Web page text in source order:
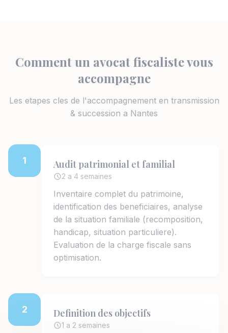
Comment un avocat fiscaliste vous
accompagne
Les etapes cles de l'accompagnement en transmission
& succession a Nantes
1 Audit patrimonial et familial
2 a 4 semaines
Inventaire complet du patrimoine,
identification des beneficiaires, analyse
de la situation familiale (recomposition,
handicap, situation particuliere).
Evaluation de la charge fiscale sans
optimisation.
2 Definition des objectifs
1 a 2 semaines